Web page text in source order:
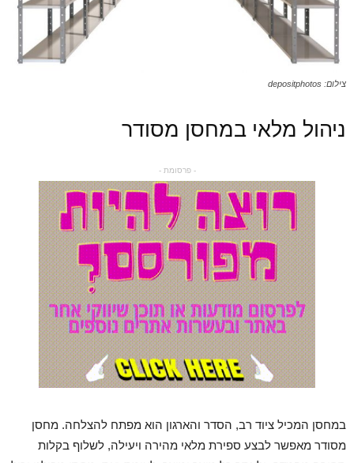
צילום: depositphotos
ניהול מלאי במחסן מסודר
- פרסומת -
במחסן המכיל ציוד רב, הסדר והארגון הוא מפתח להצלחה. מחסן
מסודר מאפשר לבצע ספירת מלאי מהירה ויעילה, לשלוף בקלות